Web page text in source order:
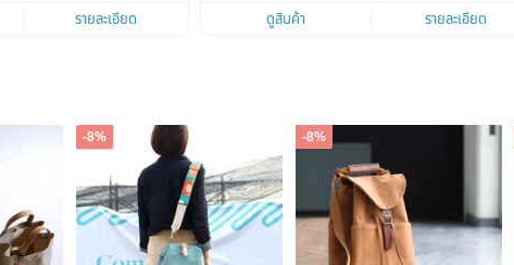
รายละเอียด ดูสินค้า รายละเอียด
-8% -8%